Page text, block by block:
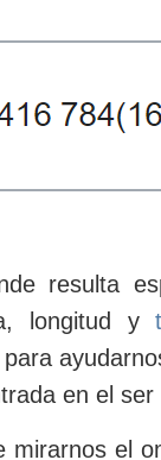
resulta
longitud y
en el ser
mirarnos el